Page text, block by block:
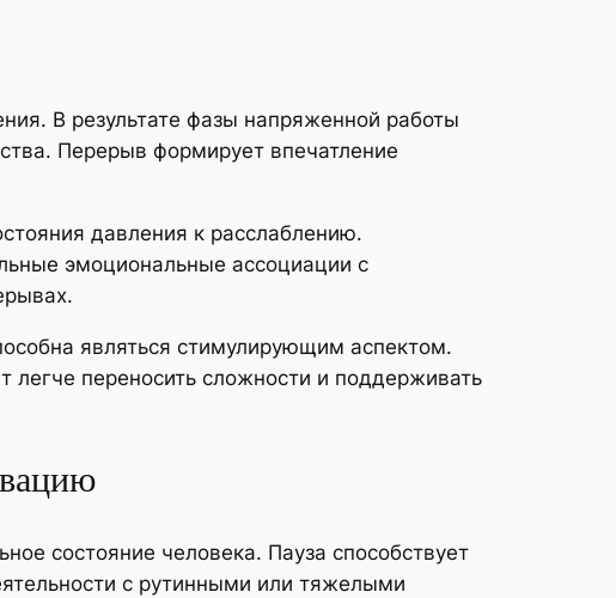
В результате фазы напряженной работы
Перерыв формирует впечатление
давления к расслаблению.
эмоциональные ассоциации с
являться стимулирующим аспектом.
легче переносить сложности и поддерживать
состояние человека. Пауза способствует
с рутинными или тяжелыми